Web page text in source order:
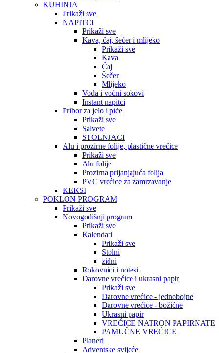
KUHINJA
Prikaži sve
NAPITCI
Prikaži sve
Kava, čaj, šećer i mlijeko
Prikaži sve
Kava
Čaj
Šečer
Mlijeko
Voda i voćni sokovi
Instant napitci
Pribor za jelo i piće
Prikaži sve
Salvete
STOLNJACI
Alu i prozirne folije, plastične vrečice
Prikaži sve
Alu folije
Prozirna prijanjajuća folija
PVC vrećice za zamrzavanje
KEKSI
POKLON PROGRAM
Prikaži sve
Novogodišnji program
Prikaži sve
Kalendari
Prikaži sve
Stolni
zidni
Rokovnici i notesi
Darovne vrećice i ukrasni papir
Prikaži sve
Darovne vrećice - jednobojne
Darovne vrećice - božićne
Ukrasni papir
VREĆICE NATRON PAPIRNATE
PAMUČNE VREĆICE
Planeri
Adventske svijeće